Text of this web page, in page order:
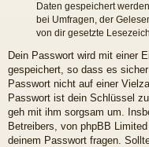
Daten gespeichert
bei Umfragen, der
von dir gesetzte
Dein Passwort wird mit einer
gespeichert, so dass es
Passwort nicht auf einer
Passwort ist dein Schlüssel
geh mit ihm sorgsam um.
Betreibers, von phpBB
deinem Passwort fragen.